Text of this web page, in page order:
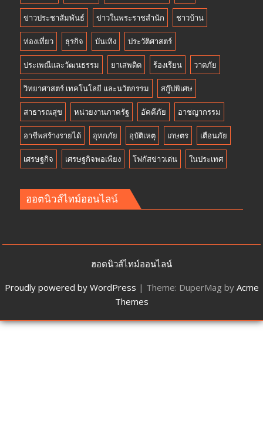
ข่าวประชาสัมพันธ์ ข่าวในพระราชสำนัก ชาวบ้าน
ท่องเที่ยว ธุรกิจ บันเทิง ประวัติศาสตร์
ประเพณีและวัฒนธรรม ยาเสพติด ร้องเรียน วาตภัย
วิทยาศาสตร์ เทคโนโลยี และนวัตกรรม สกู๊ปพิเศษ
สาธารณสุข หน่วยงานภาครัฐ อัคคีภัย อาชญากรรม
อาชีพสร้างรายได้ อุทกภัย อุบัติเหตุ เกษตร เตือนภัย
เศรษฐกิจ เศรษฐกิจพอเพียง โฟกัสข่าวเด่น ในประเทศ
ฮอตนิวส์ไทม์ออนไลน์
ฮอตนิวส์ไทม์ออนไลน์
Proudly powered by WordPress | Theme: DuperMag by Acme
Themes